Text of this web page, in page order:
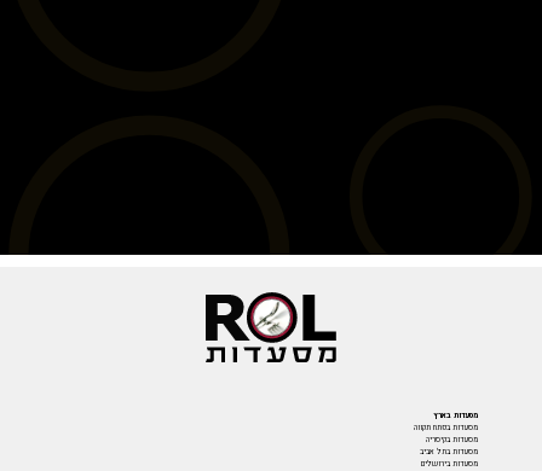
מסעדות בארץ
מסעדות בפתח תקווה
מסעדות בקיסריה
מסעדות בתל אביב
מסעדות בירושלים